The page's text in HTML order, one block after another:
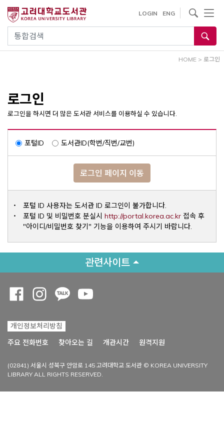
건
통합검색
LOGIN ENG
사이트내 검색
HOME > 로그인
로그인
로그인을 하시면 더 많은 도서관 서비스를 이용하실 수 있습니다.
포털ID 도서관ID(학번/직번/교번)
로그인 페이지 이동
포털 ID 사용자는 도서관 ID 로그인이 불가합니다.
포털 ID 및 비밀번호 분실시 http://portal.korea.ac.krOpens a
접속 후
"아이디/비밀번호 찾기" 기능을 이용하여 주시기 바랍니다.
관련사이트
개인정보처리방침
주요 전화번호
찾아오는 길 개관시간 원격지원
(02841) 서울시 성북구 안암로 145 고려대학교 도서관 © KOREA UNIVERSITY
LIBRARY ALL RIGHTS RESERVED.
Opens a new window
Opens a new window
Opens a new window